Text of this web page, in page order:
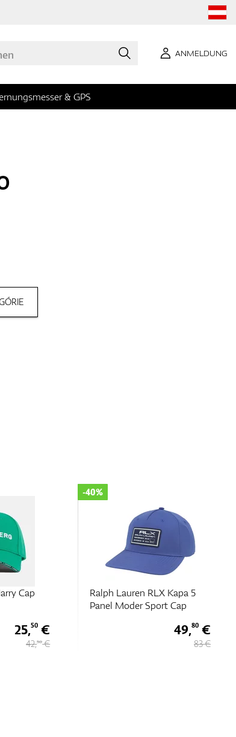
ANMELDUNG
& GPS
Cap
25,50 €
42,50€
Ralph Lauren RLX Kapa 5
Panel Moder Sport Cap
-40%
49,80€
83 €